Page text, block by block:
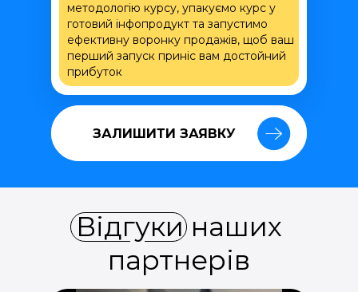
методологію курсу, упакуємо курс у
готовий інфопродукт та запустимо
ефективну воронку продажів, щоб ваш
перший запуск приніс вам достойний
прибуток
ЗАЛИШИТИ ЗАЯВКУ
ЗАЛИШИТИ ЗАЯВКУ
Відгуки наших
партнерів